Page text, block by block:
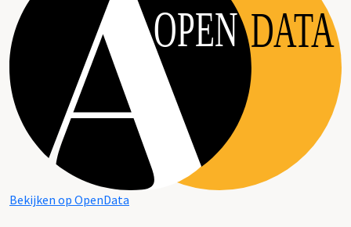
OPEN DATA
Bekijken op OpenData